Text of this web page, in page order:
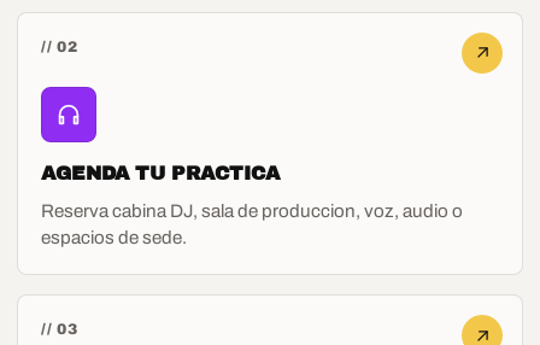
// 02
AGENDA TU PRACTICA
Reserva cabina DJ, sala de produccion, voz, audio o
espacios de sede.
// 03